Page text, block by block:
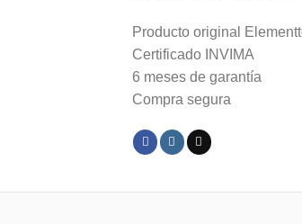
Producto original
Certificado INVIMA
6 meses de garantía
Compra segura